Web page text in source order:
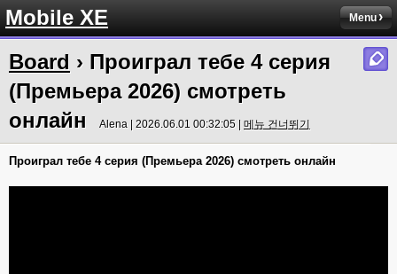
Mobile XE Menu
Board › Проиграл тебе 4 серия
(Премьера 2026) смотреть
онлайн
Alena | 2026.06.01 00:32:05 | 메뉴 건너뛰기
Проиграл тебе 4 серия (Премьера 2026) смотреть онлайн